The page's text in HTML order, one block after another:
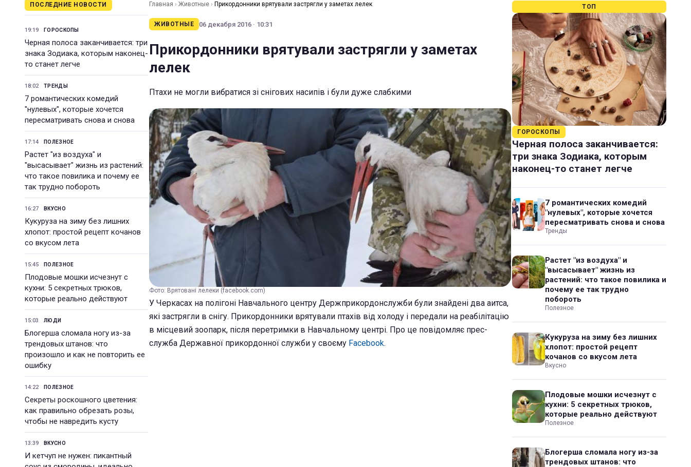
ПОСЛЕДНИЕ НОВОСТИ
19:19 ГОРОСКОПЫ
Черная полоса заканчивается: три
знака Зодиака, которым наконец-
то станет легче
18:02 ТРЕНДЫ
7 романтических комедий
"нулевых", которые хочется
пересматривать снова и снова
17:14 ПОЛЕЗНОЕ
Растет "из воздуха" и
"высасывает" жизнь из растений:
что такое повилика и почему ее
так трудно побороть
16:27 ВКУСНО
Кукуруза на зиму без лишних
хлопот: простой рецепт кочанов
со вкусом лета
15:45 ПОЛЕЗНОЕ
Плодовые мошки исчезнут с
кухни: 5 секретных трюков,
которые реально действуют
15:03 ЛЮДИ
Блогерша сломала ногу из-за
трендовых штанов: что
произошло и как не повторить ее
ошибку
14:22 ПОЛЕЗНОЕ
Секреты роскошного цветения:
как правильно обрезать розы,
чтобы не навредить кусту
13:39 ВКУСНО
И кетчуп не нужен: пикантный
Главная › Животные › Прикордонники врятували застрягли у заметах лелек
ЖИВОТНЫЕ 06 декабря 2016 · 10:31
Прикордонники врятували застрягли у заметах
лелек
Птахи не могли вибратися зі снігових насипів і були дуже слабкими
Фото: Врятовані лелеки (facebook.com)
У Черкасах на полігоні Навчального центру Держприкордонслужби були знайдені два аитса,
які застрягли в снігу. Прикордонники врятували птахів від холоду і передали на реабілітацію
в місцевий зоопарк, після перетримки в Навчальному центрі. Про це повідомляє прес-
служба Державної прикордонної служби у своєму Facebook.
ТОП
ГОРОСКОПЫ
Черная полоса заканчивается:
три знака Зодиака, которым
наконец-то станет легче
7 романтических комедий
"нулевых", которые хочется
пересматривать снова и снова
Тренды
Растет "из воздуха" и
"высасывает" жизнь из
растений: что такое повилика и
почему ее так трудно
побороть
Полезное
Кукуруза на зиму без лишних
хлопот: простой рецепт
кочанов со вкусом лета
Вкусно
Плодовые мошки исчезнут с
кухни: 5 секретных трюков,
которые реально действуют
Полезное
Блогерша сломала ногу из-за
трендовых штанов: что